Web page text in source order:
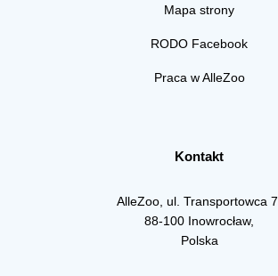
Mapa strony
RODO Facebook
Praca w AlleZoo
Kontakt
AlleZoo, ul. Transportowca 7,
88-100 Inowrocław,
Polska